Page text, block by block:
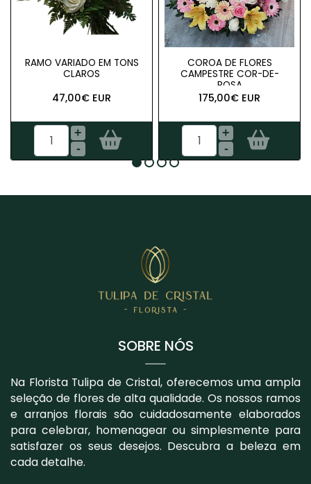
RAMO VARIADO EM TONS
CLAROS
47,00€ EUR
+
-
COROA DE FLORES
CAMPESTRE COR-DE-
ROSA
175,00€ EUR
+
-
SOBRE NÓS
Na Florista Tulipa de Cristal, oferecemos uma ampla
seleção de flores de alta qualidade. Os nossos ramos
e arranjos florais são cuidadosamente elaborados
para celebrar, homenagear ou simplesmente para
satisfazer os seus desejos. Descubra a beleza em
cada detalhe.